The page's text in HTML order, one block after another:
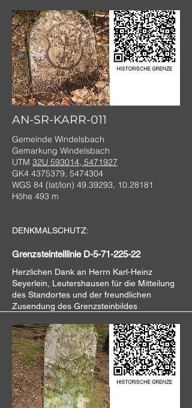
AN-SR-KARR-011
Gemeinde Windelsbach
Gemarkung Windelsbach
UTM 32U 593014, 5471927
GK4 4375379, 5474304
WGS 84 (lat/lon) 49.39293, 10.28181
Höhe 493 m
DENKMALSCHUTZ:
Grenzsteinteillinie D-5-71-225-22
Herzlichen Dank an Herrn Karl-Heinz
Seyerlein, Leutershausen für die Mitteilung
des Standortes und der freundlichen
Zusendung des Grenzsteinbildes